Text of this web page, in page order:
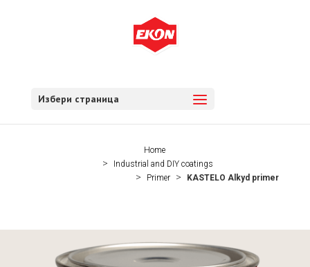
Избери страница
Home
Industrial and DIY coatings
Primer
KASTELO Alkyd primer